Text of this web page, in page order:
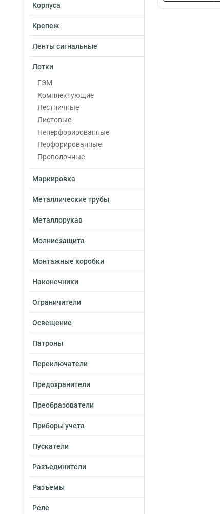
Корпуса
Крепеж
Ленты сигнальные
Лотки
ГЭМ
Комплектующие
Лестничные
Листовые
Неперфорированные
Перфорированные
Проволочные
Маркировка
Металлические трубы
Металлорукав
Молниезащита
Монтажные коробки
Наконечники
Ограничители
Освещение
Патроны
Переключатели
Предохранители
Преобразователи
Приборы учета
Пускатели
Разъединители
Разъемы
Реле